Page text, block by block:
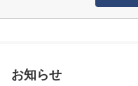
お知らせ